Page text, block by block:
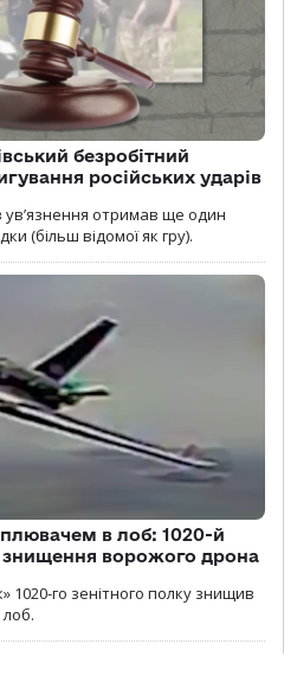
безробітний
російських ударів
увʼязнення отримав ще один
(більш відомої як гру).
в лоб: 1020-й
знищення ворожого дрона
1020-го зенітного полку знищив